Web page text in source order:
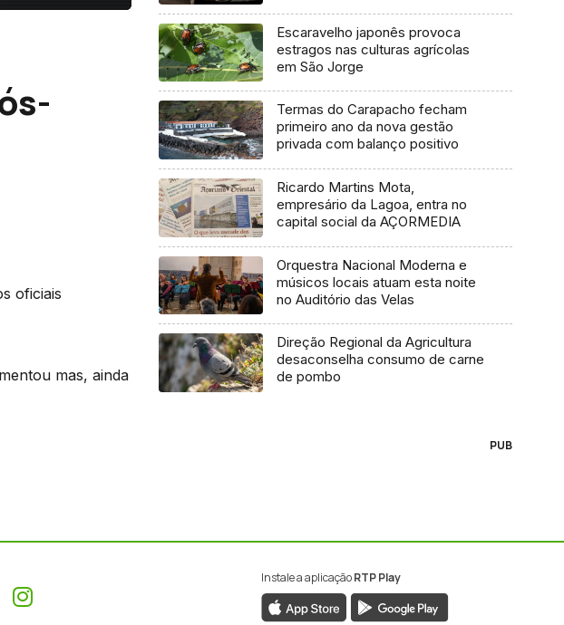
oficiais
mas, ainda
Escaravelho japonês provoca
estragos nas culturas agrícolas
em São Jorge
Termas do Carapacho fecham
primeiro ano da nova gestão
privada com balanço positivo
Ricardo Martins Mota,
empresário da Lagoa, entra no
capital social da AÇORMEDIA
Orquestra Nacional Moderna e
músicos locais atuam esta noite
no Auditório das Velas
Direção Regional da Agricultura
desaconselha consumo de carne
de pombo
PUB
Facebook
Instagram
Instale a aplicaçãoRTP Play